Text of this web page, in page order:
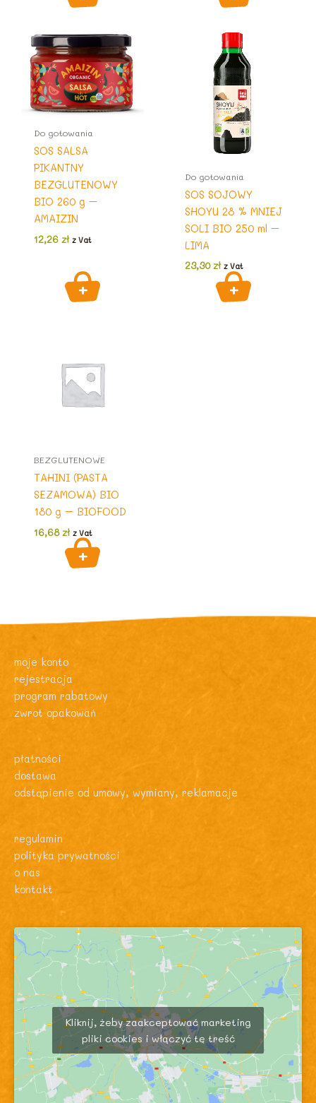
Do gotowania
SOS SALSA
PIKANTNY
BEZGLUTENOWY
BIO 260 g –
AMAIZIN
12,26 zł z Vat
Do gotowania
SOS SOJOWY
SHOYU 28 % MNIEJ
SOLI BIO 250 ml –
LIMA
23,30zł z Vat
BEZGLUTENOWE
TAHINI (PASTA
SEZAMOWA) BIO
180 g – BIOFOOD
16,68zł z Vat
moje konto
rejestracja
program rabatowy
zwrot opakowań
płatności
dostawa
odstąpienie od umowy, wymiany, reklamacje
regulamin
polityka prywatności
o nas
kontakt
Kliknij, żeby zaakceptować marketing
pliki cookies i włączyć tę treść